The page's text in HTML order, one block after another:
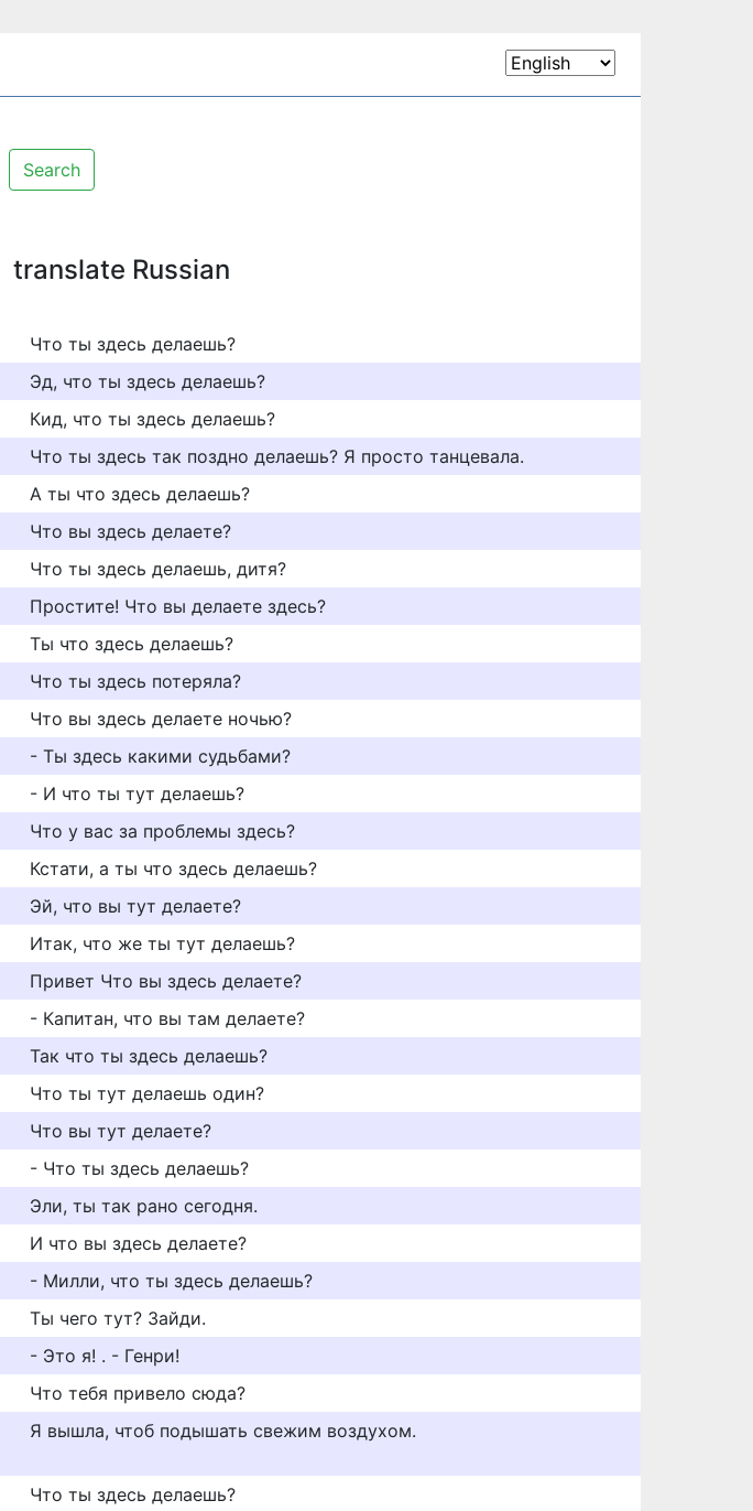
Search
translate Russian
Что ты здесь делаешь?
Эд, что ты здесь делаешь?
Кид, что ты здесь делаешь?
Что ты здесь так поздно делаешь? Я просто танцевала.
А ты что здесь делаешь?
Что вы здесь делаете?
Что ты здесь делаешь, дитя?
Простите! Что вы делаете здесь?
Ты что здесь делаешь?
Что ты здесь потеряла?
Что вы здесь делаете ночью?
- Ты здесь какими судьбами?
- И что ты тут делаешь?
Что у вас за проблемы здесь?
Кстати, а ты что здесь делаешь?
Эй, что вы тут делаете?
Итак, что же ты тут делаешь?
Привет Что вы здесь делаете?
- Капитан, что вы там делаете?
Так что ты здесь делаешь?
Что ты тут делаешь один?
Что вы тут делаете?
- Что ты здесь делаешь?
Эли, ты так рано сегодня.
И что вы здесь делаете?
- Милли, что ты здесь делаешь?
Ты чего тут? Зайди.
- Это я! . - Генри!
Что тебя привело сюда?
Я вышла, чтоб подышать свежим воздухом.
Что ты здесь делаешь?